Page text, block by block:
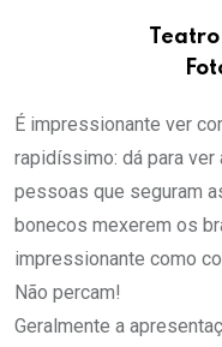
É impressionante ver
rapidíssimo: dá para ver
pessoas que seguram
bonecos mexerem os
impressionante como
Não percam!
Geralmente a